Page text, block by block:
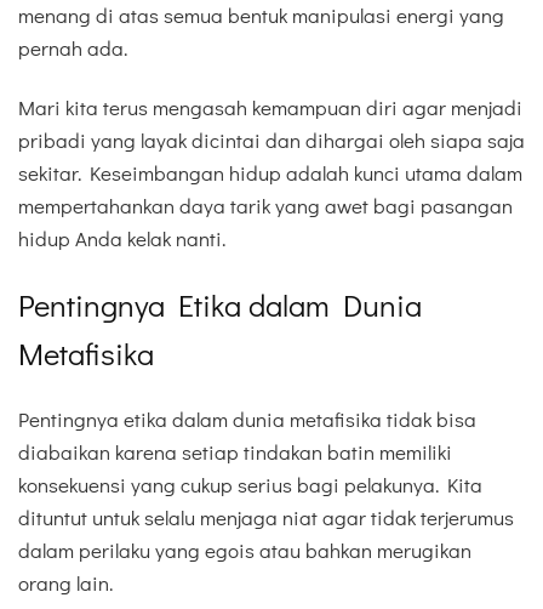
menang di atas semua bentuk manipulasi energi yang
pernah ada.
Mari kita terus mengasah kemampuan diri agar menjadi
pribadi yang layak dicintai dan dihargai oleh siapa saja
sekitar. Keseimbangan hidup adalah kunci utama dalam
mempertahankan daya tarik yang awet bagi pasangan
hidup Anda kelak nanti.
Pentingnya Etika dalam Dunia
Metafisika
Pentingnya etika dalam dunia metafisika tidak bisa
diabaikan karena setiap tindakan batin memiliki
konsekuensi yang cukup serius bagi pelakunya. Kita
dituntut untuk selalu menjaga niat agar tidak terjerumus
dalam perilaku yang egois atau bahkan merugikan
orang lain.